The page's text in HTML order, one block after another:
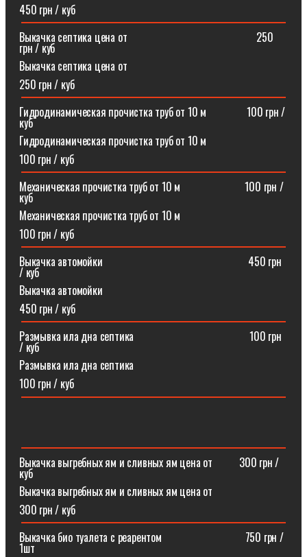
450 грн / куб
Выкачка септика цена от⠀⠀⠀⠀⠀⠀⠀⠀⠀⠀⠀⠀⠀⠀⠀⠀250
грн / куб
Выкачка септика цена от
250 грн / куб
Гидродинамическая прочистка труб от 10 м⠀⠀⠀⠀⠀100 грн /
куб
Гидродинамическая прочистка труб от 10 м
100 грн / куб
Механическая прочистка труб от 10 м⠀⠀⠀⠀⠀⠀⠀⠀100 грн /
куб
Механическая прочистка труб от 10 м
100 грн / куб
Выкачка автомойки⠀⠀⠀⠀⠀⠀⠀⠀⠀⠀⠀⠀⠀⠀⠀⠀⠀⠀450 грн
/ куб
Выкачка автомойки
450 грн / куб
Размывка ила дна септика ⠀⠀⠀⠀⠀⠀⠀⠀⠀⠀⠀⠀⠀⠀100 грн
/ куб
Размывка ила дна септика
100 грн / куб
Выкачка выгребных ям и сливных ям цена от ⠀⠀⠀300 грн /
куб
Выкачка выгребных ям и сливных ям цена от
300 грн / куб
Выкачка био туалета с реарентом ⠀⠀⠀⠀⠀⠀⠀⠀⠀⠀750 грн /
1шт